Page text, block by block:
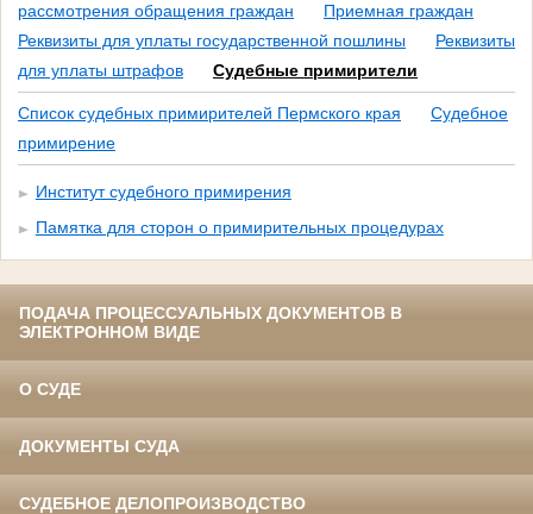
рассмотрения обращения граждан
Приемная граждан
Реквизиты для уплаты государственной пошлины
Реквизиты
для уплаты штрафов
Судебные примирители
Список судебных примирителей Пермского края
Судебное
примирение
Институт судебного примирения
Памятка для сторон о примирительных процедурах
ПОДАЧА ПРОЦЕССУАЛЬНЫХ ДОКУМЕНТОВ В
ЭЛЕКТРОННОМ ВИДЕ
О СУДЕ
ДОКУМЕНТЫ СУДА
СУДЕБНОЕ ДЕЛОПРОИЗВОДСТВО